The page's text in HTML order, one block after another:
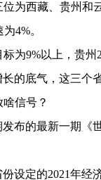
位为西藏、贵州和
4%。
为9%以上，贵州
的底气，这三个
信号？
布的最新一期《
设定的2021年经